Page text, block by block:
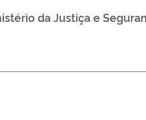
da Justiça e